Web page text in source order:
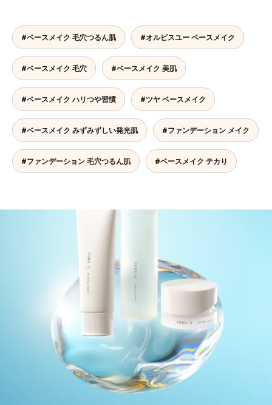
#ベースメイク 毛穴つるん肌 #オルビスユー ベースメイク
#ベースメイク 毛穴 #ベースメイク 美肌
#ベースメイク ハリつや習慣 #ツヤ ベースメイク
#ベースメイク みずみずしい発光肌 #ファンデーション メイク
#ファンデーション 毛穴つるん肌 #ベースメイク テカり